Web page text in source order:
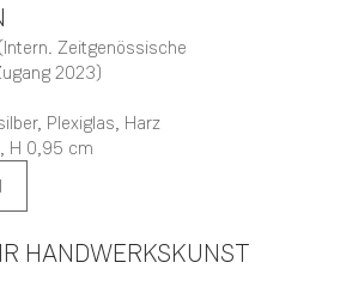
Zeitgenössische
2023)
Plexiglas, Harz
H 0,95 cm
HANDWERKSKUNST